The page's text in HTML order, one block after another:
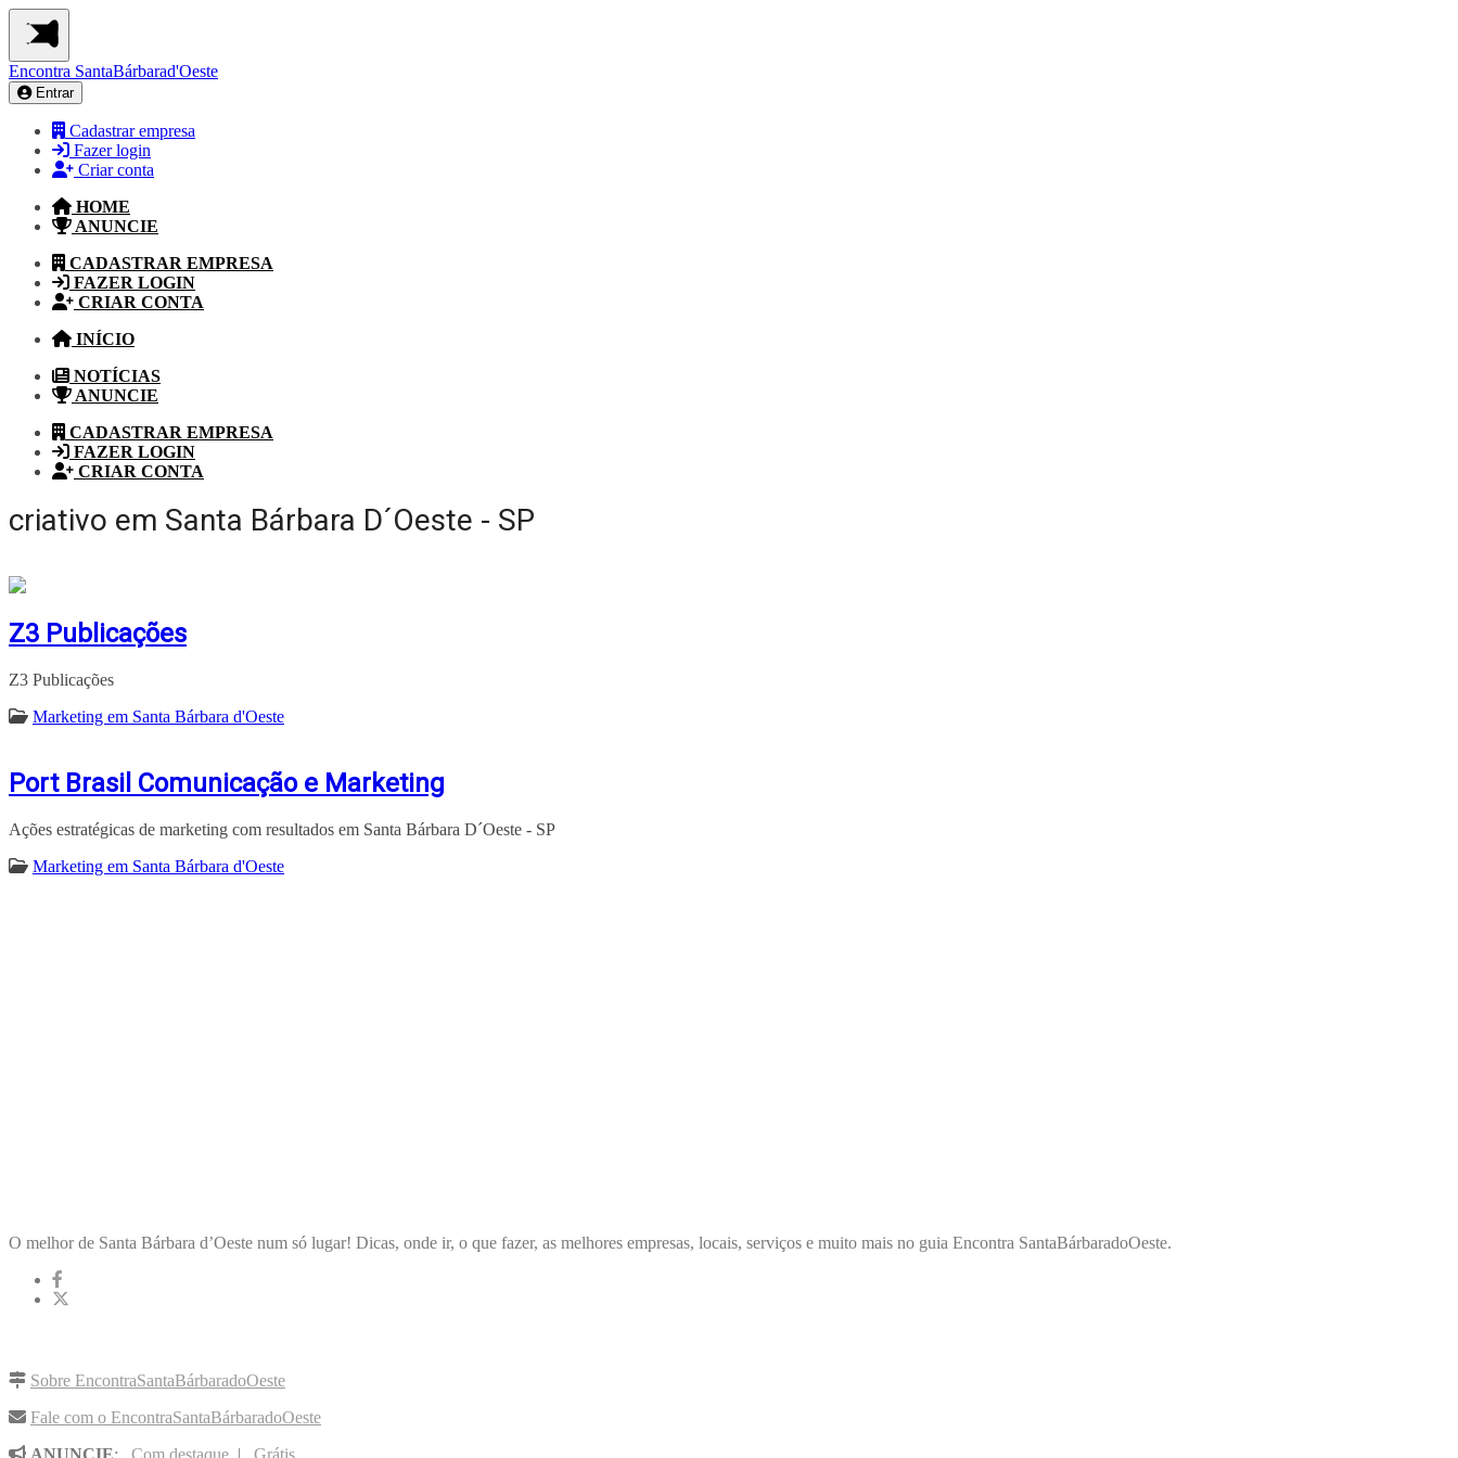
Encontra SantaBárbarad'Oeste
Entrar
Cadastrar empresa
Fazer login
Criar conta
HOME
ANUNCIE
CADASTRAR EMPRESA
FAZER LOGIN
CRIAR CONTA
INÍCIO
NOTÍCIAS
ANUNCIE
CADASTRAR EMPRESA
FAZER LOGIN
CRIAR CONTA
criativo em Santa Bárbara D´Oeste - SP
Z3 Publicações
Z3 Publicações
Marketing em Santa Bárbara d'Oeste
Port Brasil Comunicação e Marketing
Ações estratégicas de marketing com resultados em Santa Bárbara D´Oeste - SP
Marketing em Santa Bárbara d'Oeste
O melhor de Santa Bárbara d’Oeste num só lugar! Dicas, onde ir, o que fazer, as melhores empresas, locais, serviços e muito mais no guia Encontra SantaBárbaradoOeste.
Sobre EncontraSantaBárbaradoOeste
Fale com o EncontraSantaBárbaradoOeste